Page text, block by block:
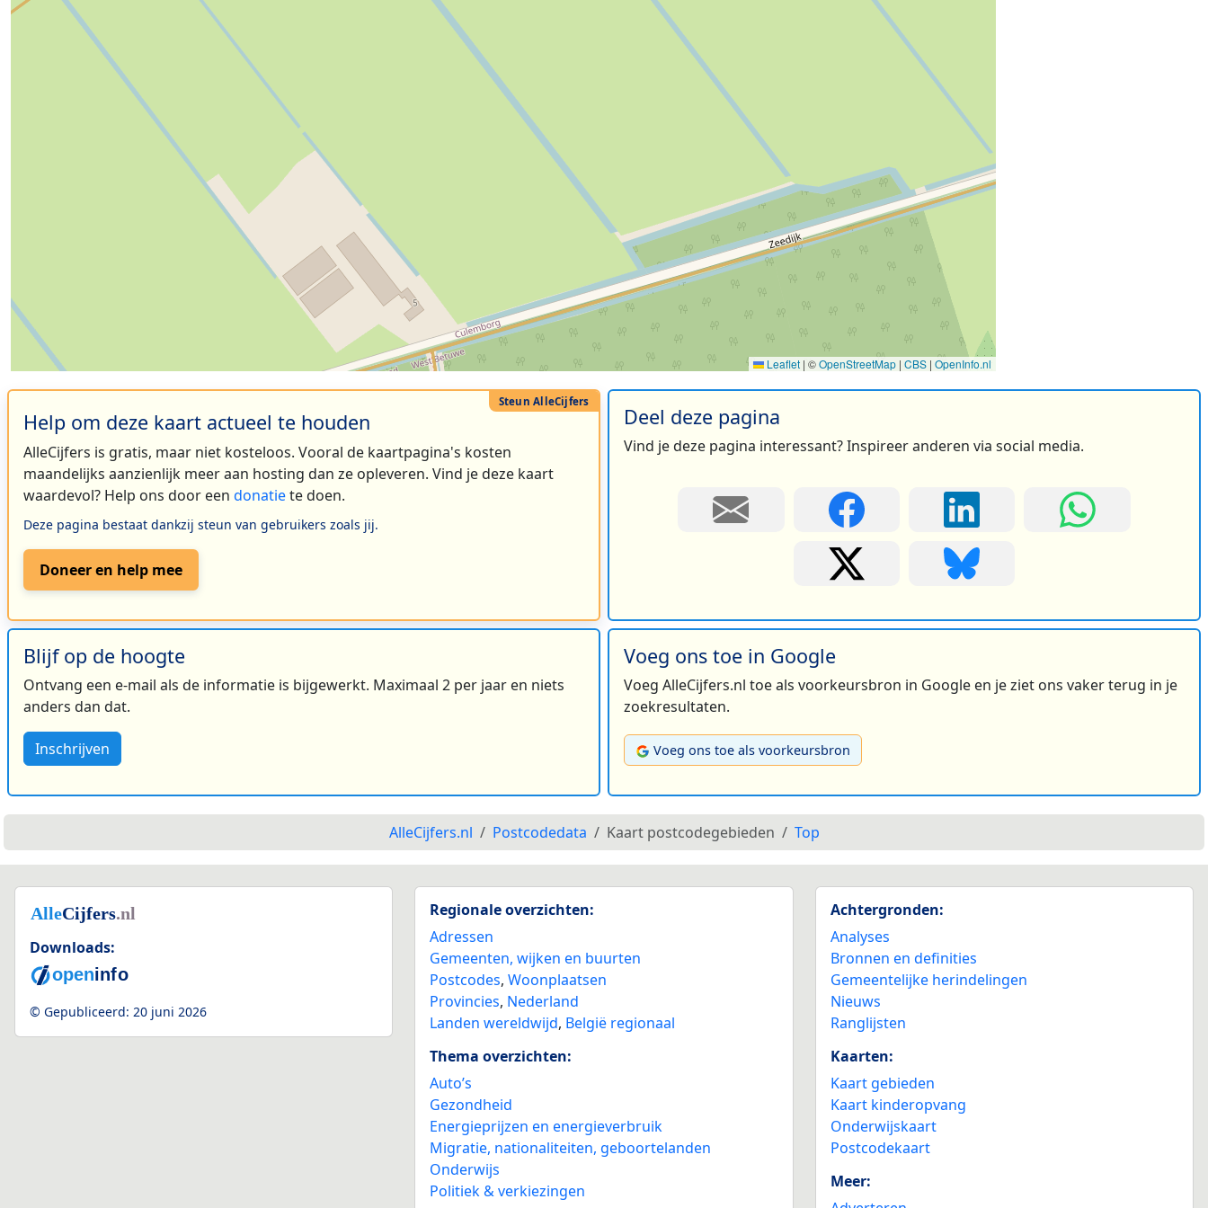
Leaflet | ©OpenStreetMap | CBS | OpenInfo.nl
Help om deze kaart actueel te houden
AlleCijfers is gratis, maar niet kosteloos. Vooral de kaartpagina's kosten
maandelijks aanzienlijk meer aan hosting dan ze opleveren. Vind je deze kaart
waardevol? Help ons door een donatiete doen.
Deze pagina bestaat dankzij steun van gebruikers zoals jij.
Doneer en help mee
Deel deze pagina
Vind je deze pagina interessant? Inspireer anderen via social media.
Blijf op de hoogte
Ontvang een e-mail als de informatie is bijgewerkt. Maximaal 2 per jaar en niets
anders dan dat.
Inschrijven
Voeg ons toe in Google
Voeg AlleCijfers.nl toe als voorkeursbron in Google en je ziet ons vaker terug in je
zoekresultaten.
Voeg ons toe als voorkeursbron
AlleCijfers.nl Postcodedata Kaart postcodegebieden Top
Downloads:
© Gepubliceerd: 20 juni 2026
Regionale overzichten:
Adressen
Gemeenten, wijken en buurten
Postcodes,Woonplaatsen
Provincies, Nederland
Landen wereldwijd, België regionaal
Thema overzichten:
Auto’s
Gezondheid
Energieprijzen en energieverbruik
Migratie, nationaliteiten, geboortelanden
Onderwijs
Politiek & verkiezingen
Achtergronden:
Analyses
Bronnen en definities
Gemeentelijke herindelingen
Nieuws
Ranglijsten
Kaarten:
Kaart gebieden
Kaart kinderopvang
Onderwijskaart
Postcodekaart
Meer: